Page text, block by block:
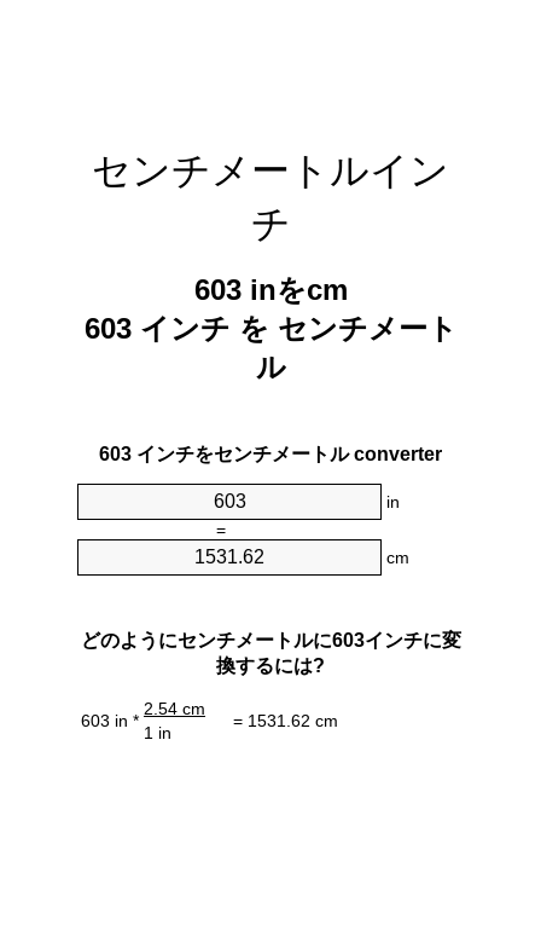
センチメートルイン
チ
603 inをcm
603 インチ を センチメート
ル
603 インチをセンチメートル converter
in
=
cm
どのようにセンチメートルに603インチに変
換するには?
603 in *
2.54 cm
= 1531.62 cm
1 in